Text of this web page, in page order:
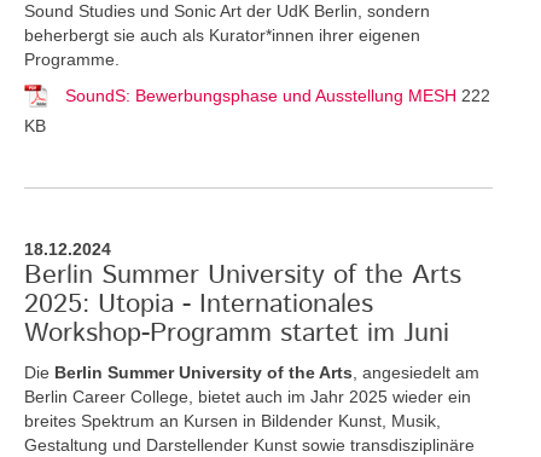
Sound Studies und Sonic Art der UdK Berlin, sondern
beherbergt sie auch als Kurator*innen ihrer eigenen
Programme.
SoundS: Bewerbungsphase und Ausstellung MESH 222
KB
18.12.2024
Berlin Summer University of the Arts
2025: Utopia - Internationales
Workshop-Programm startet im Juni
Die Berlin Summer University of the Arts , angesiedelt am
Berlin Career College, bietet auch im Jahr 2025 wieder ein
breites Spektrum an Kursen in Bildender Kunst, Musik,
Gestaltung und Darstellender Kunst sowie transdisziplinäre